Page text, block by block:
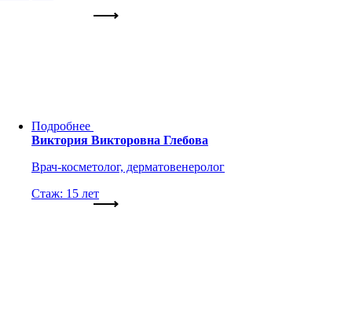
Подробнее
Виктория Викторовна Глебова
Врач-косметолог, дерматовенеролог
Стаж: 15 лет